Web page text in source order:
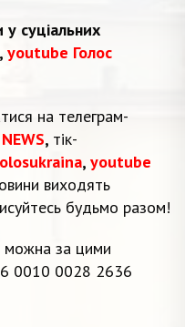
суціальних
, youtube Голос
на телеграм-
, тік-
, youtube
виходять
будьмо разом!
можна за цими
0010 0028 2636